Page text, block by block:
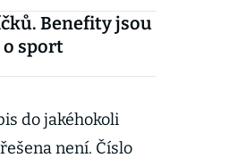
Benefity jsou
o sport
do jakéhokoli
není. Číslo